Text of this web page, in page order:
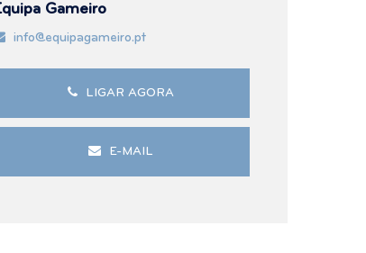
Gameiro
info@equipagameiro.pt
LIGAR AGORA
E-MAIL